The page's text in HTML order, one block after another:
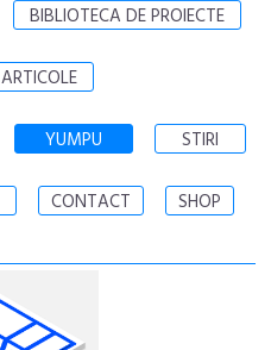
BIBLIOTECA DE PROIECTE
ARTICOLE
YUMPU STIRI
CONTACT SHOP